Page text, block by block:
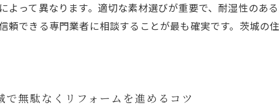
よって異なります。適切な素材選びが重要で、耐湿性のあ
頼できる専門業者に相談することが最も確実です。茨城の
無駄なくリフォームを進めるコツ